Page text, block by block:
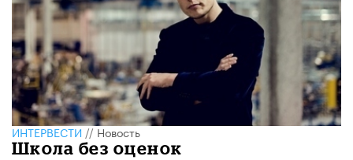
ИНТЕРВЕСТИ//Новость
Школа без оценок